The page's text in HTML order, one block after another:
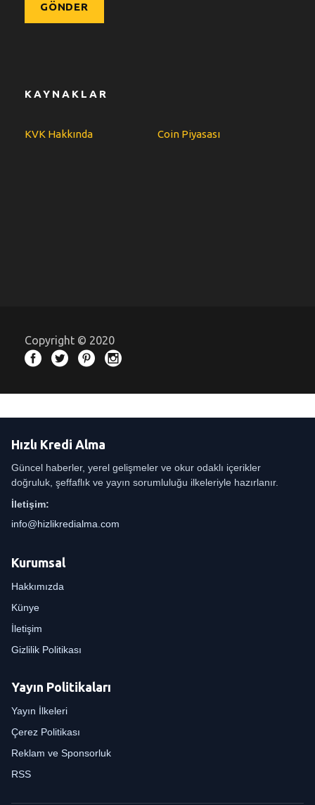
KAYNAKLAR
KVK Hakkında Coin Piyasası
Copyright © 2020
Hızlı Kredi Alma
Güncel haberler, yerel gelişmeler ve okur odaklı içerikler
doğruluk, şeffaflık ve yayın sorumluluğu ilkeleriyle hazırlanır.
İletişim:
info@hizlikredialma.com
Kurumsal
Hakkımızda
Künye
İletişim
Gizlilik Politikası
Yayın Politikaları
Yayın İlkeleri
Çerez Politikası
Reklam ve Sponsorluk
RSS